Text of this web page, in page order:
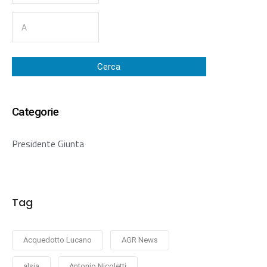
Cerca
Categorie
Presidente Giunta
Tag
Acquedotto Lucano AGR News